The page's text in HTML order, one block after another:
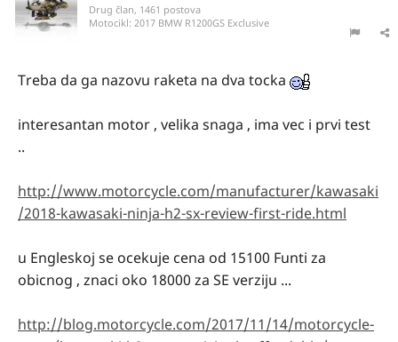
Drug član, 1461 postova
Motocikl: 2017 BMW R1200GS Exclusive
Treba da ga nazovu raketa na dva tocka
interesantan motor , velika snaga , ima vec i prvi test
..
http://www.motorcycle.com/manufacturer/kawasaki
/2018-kawasaki-ninja-h2-sx-review-first-ride.html
u Engleskoj se ocekuje cena od 15100 Funti za
obicnog , znaci oko 18000 za SE verziju ...
http://blog.motorcycle.com/2017/11/14/motorcycle-